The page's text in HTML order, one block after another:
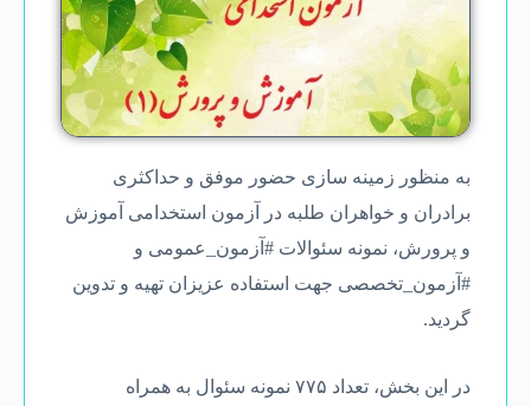
به منظور زمینه ‌سازی حضور موفق و حداكثری
برادران و خواهران طلبه در آزمون استخدامی آموزش
و پرورش، نمونه سئوالات #آزمون_عمومی و
#آزمون_تخصصی جهت استفاده عزيزان تهيه و تدوين
گرديد.
در اين بخش، تعداد ۷۷۵ نمونه سئوال به همراه